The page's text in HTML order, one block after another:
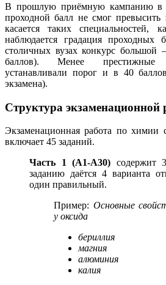
В прошлую приёмную кампанию в
проходной балл не смог
касается таких специальностей,
наблюдается градация проходных
столичных вузах конкурс большой
баллов). Менее престижные
устанавливали порог и в 40
экзамена).
Структура экзаменационной
Экзаменационная работа по химии
включает 45 заданий.
Часть 1 (А1-А30) содержит
заданию даётся 4 варианта
один правильный.
Пример: Основные
у оксида
бериллия
магния
алюминия
калия